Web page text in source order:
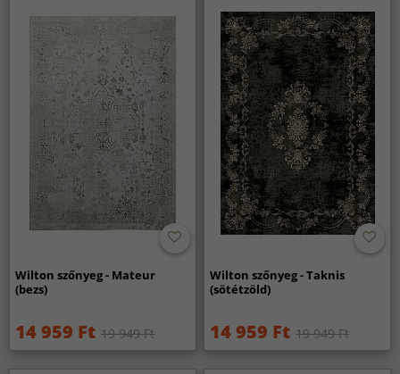
Wilton szőnyeg - Mateur
(bezs)
14 959 Ft 19 949 Ft
Wilton szőnyeg - Taknis
(sötétzöld)
14 959 Ft 19 949 Ft